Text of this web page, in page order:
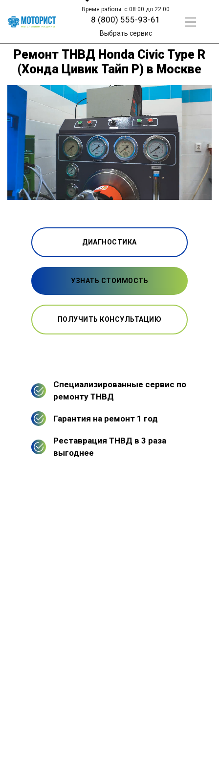
Время работы: с 08:00 до 22:00
8 (800) 555-93-61
Выбрать сервис
Ремонт ТНВД Honda Civic Type R
(Хонда Цивик Тайп Р) в Москве
ДИАГНОСТИКА
УЗНАТЬ СТОИМОСТЬ
ПОЛУЧИТЬ КОНСУЛЬТАЦИЮ
Специализированные сервис по
ремонту ТНВД
Гарантия на ремонт 1 год
Реставрация ТНВД в 3 раза
выгоднее